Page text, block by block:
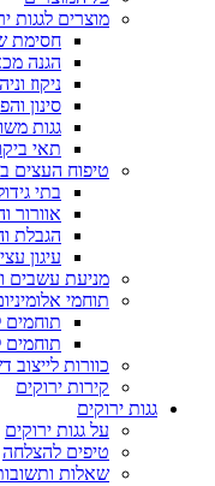
מוצרים לגגות
חסימת
הגנה
ניקוז
סינון
גגות
תאי
טיפוח העצים
בתי
אוורור
הגבלת
עיגון
מניעת עשבים
תוחמי
תוחמים
תוחמים
כוורות
קירות ירוקים
גגות ירוקים
על גגות ירוקים
טיפים להצלחה
שאלות